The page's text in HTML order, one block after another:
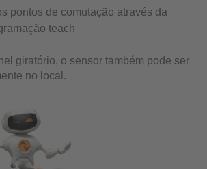
pontos de comutação através da
teach
giratório, o sensor também pode ser
no local.